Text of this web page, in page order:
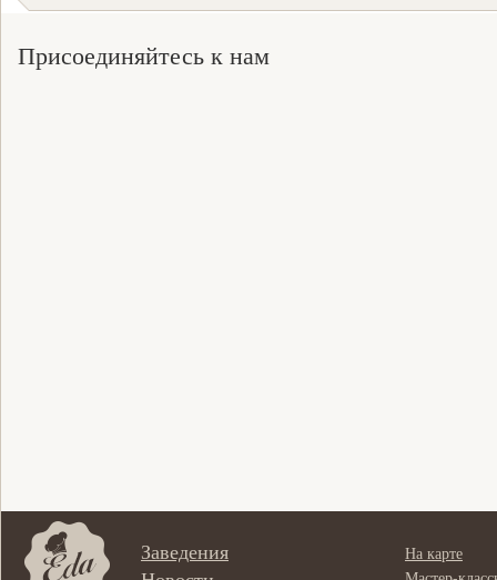
Присоединяйтесь к нам
Заведения
На карте